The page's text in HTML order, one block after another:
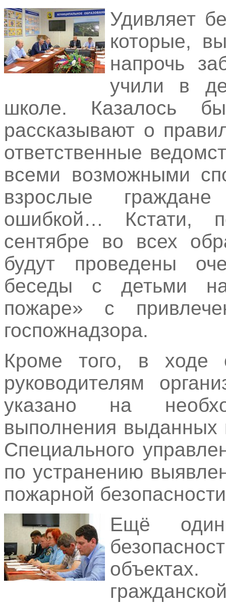
Удивляет
которые,
напрочь
учили в
школе. Казалось
рассказывают о
ответственные
всеми возможными
взрослые
ошибкой… Кстати,
сентябре во всех
будут проведены
беседы с детьми
пожаре» с
госпожнадзора.
Кроме того, в ходе
руководителям
указано на
выполнения
Специального
по устранению
пожарной
Ещё